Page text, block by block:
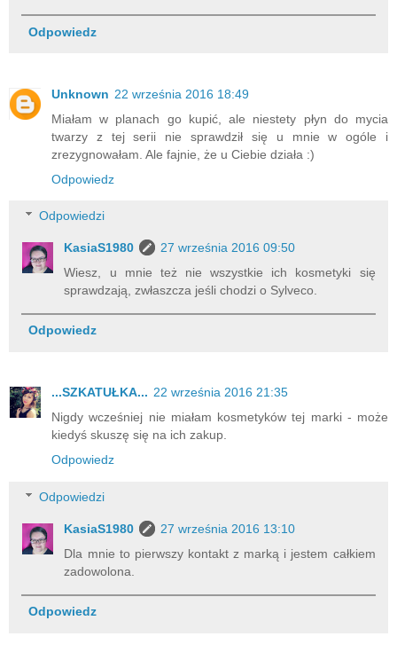
Odpowiedz
Unknown 22 września 2016 18:49
Miałam w planach go kupić, ale niestety płyn do mycia
twarzy z tej serii nie sprawdził się u mnie w ogóle i
zrezygnowałam. Ale fajnie, że u Ciebie działa :)
Odpowiedz
Odpowiedzi
KasiaS1980
27 września 2016 09:50
Wiesz, u mnie też nie wszystkie ich kosmetyki się
sprawdzają, zwłaszcza jeśli chodzi o Sylveco.
Odpowiedz
...SZKATUŁKA... 22 września 2016 21:35
Nigdy wcześniej nie miałam kosmetyków tej marki - może
kiedyś skuszę się na ich zakup.
Odpowiedz
Odpowiedzi
KasiaS1980
27 września 2016 13:10
Dla mnie to pierwszy kontakt z marką i jestem całkiem
zadowolona.
Odpowiedz